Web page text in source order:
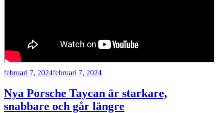
Publicerat
februari 7, 2024februari 7, 2024
Nya Porsche Taycan är starkare,
snabbare och går längre